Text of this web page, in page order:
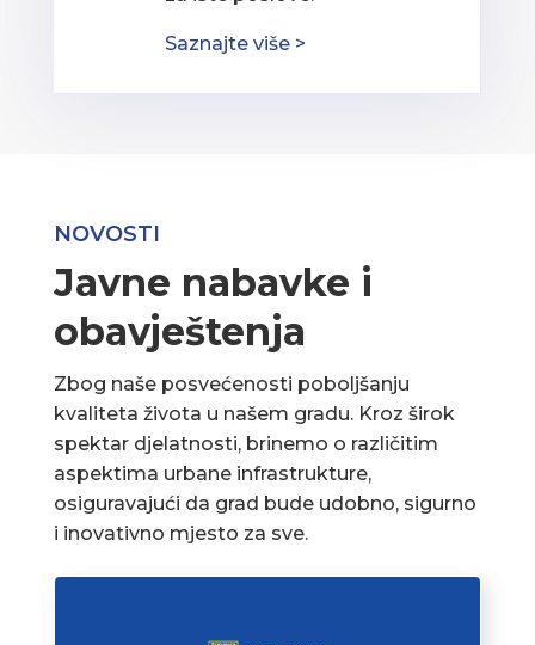
Saznajte više >
NOVOSTI
Javne nabavke i
obavještenja
Zbog naše posvećenosti poboljšanju
kvaliteta života u našem gradu. Kroz širok
spektar djelatnosti, brinemo o različitim
aspektima urbane infrastrukture,
osiguravajući da grad bude udobno, sigurno
i inovativno mjesto za sve.